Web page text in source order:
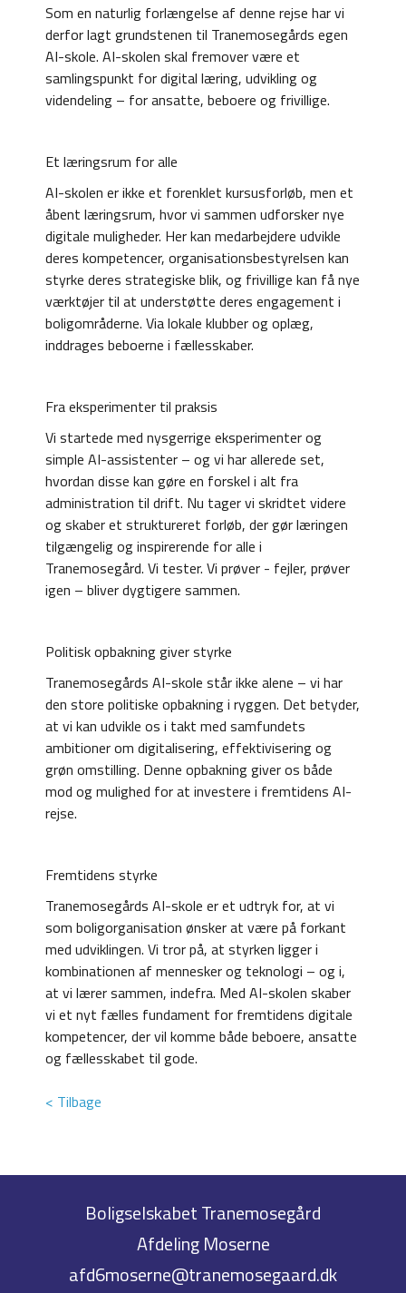
Som en naturlig forlængelse af denne rejse har vi
derfor lagt grundstenen til Tranemosegårds egen
AI-skole. AI-skolen skal fremover være et
samlingspunkt for digital læring, udvikling og
videndeling – for ansatte, beboere og frivillige.
Et læringsrum for alle
AI-skolen er ikke et forenklet kursusforløb, men et
åbent læringsrum, hvor vi sammen udforsker nye
digitale muligheder. Her kan medarbejdere udvikle
deres kompetencer, organisationsbestyrelsen kan
styrke deres strategiske blik, og frivillige kan få nye
værktøjer til at understøtte deres engagement i
boligområderne. Via lokale klubber og oplæg,
inddrages beboerne i fællesskaber.
Fra eksperimenter til praksis
Vi startede med nysgerrige eksperimenter og
simple AI-assistenter – og vi har allerede set,
hvordan disse kan gøre en forskel i alt fra
administration til drift. Nu tager vi skridtet videre
og skaber et struktureret forløb, der gør læringen
tilgængelig og inspirerende for alle i
Tranemosegård. Vi tester. Vi prøver - fejler, prøver
igen – bliver dygtigere sammen.
Politisk opbakning giver styrke
Tranemosegårds AI-skole står ikke alene – vi har
den store politiske opbakning i ryggen. Det betyder,
at vi kan udvikle os i takt med samfundets
ambitioner om digitalisering, effektivisering og
grøn omstilling. Denne opbakning giver os både
mod og mulighed for at investere i fremtidens AI-
rejse.
Fremtidens styrke
Tranemosegårds AI-skole er et udtryk for, at vi
som boligorganisation ønsker at være på forkant
med udviklingen. Vi tror på, at styrken ligger i
kombinationen af mennesker og teknologi – og i,
at vi lærer sammen, indefra. Med AI-skolen skaber
vi et nyt fælles fundament for fremtidens digitale
kompetencer, der vil komme både beboere, ansatte
og fællesskabet til gode.
< Tilbage
Boligselskabet Tranemosegård
Afdeling Moserne
afd6moserne@tranemosegaard.dk